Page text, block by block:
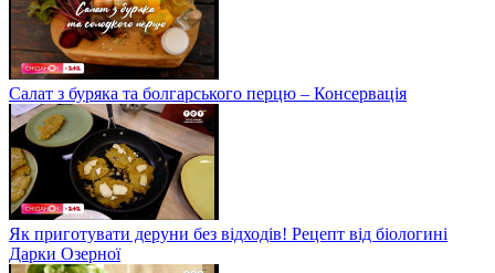
Салат з буряка та болгарського перцю – Консервація
Як приготувати деруни без відходів! Рецепт від біологині
Дарки Озерної